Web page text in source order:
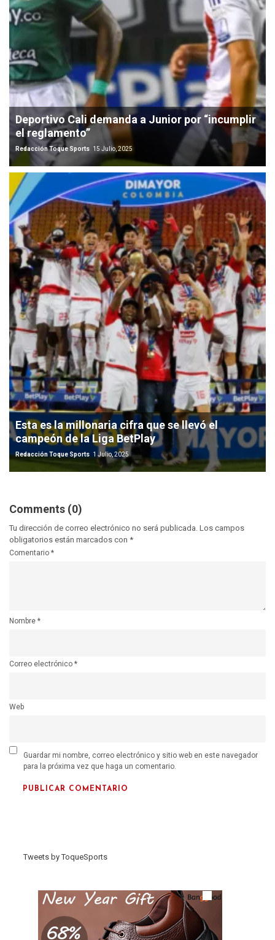
Deportivo Cali demanda a Junior por “incumplir
el reglamento”
Redacción Toque Sports 15 Julio, 2025
Esta es la millonaria cifra que se llevó el
campeón de la Liga BetPlay
Redacción Toque Sports 1 Julio, 2025
Comments (0)
Tu dirección de correo electrónico no será publicada. Los campos
obligatorios están marcados con *
Comentario *
Nombre *
Correo electrónico *
Web
Guardar mi nombre, correo electrónico y sitio web en este navegador
para la próxima vez que haga un comentario.
Tweets by ToqueSports